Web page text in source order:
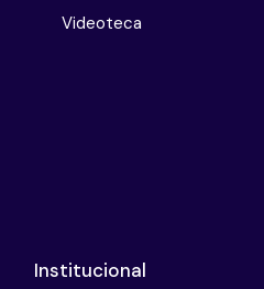
Videoteca
Institucional